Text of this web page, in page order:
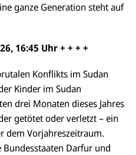
ganze Generation steht auf
16:45 Uhr + + + +
Konflikts im Sudan
Kinder im Sudan
drei Monaten dieses Jahres
getötet oder verletzt – ein
dem Vorjahreszeitraum.
Darfur und